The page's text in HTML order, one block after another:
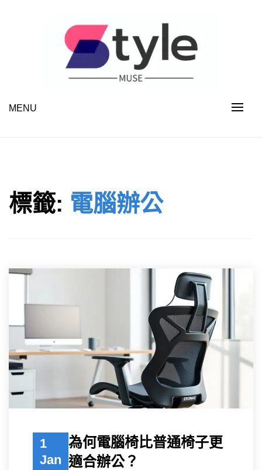
STYLE MUSE
MENU
標籤: 電腦辦公
1
Jan
為何電腦椅比普通椅子更
適合辦公？